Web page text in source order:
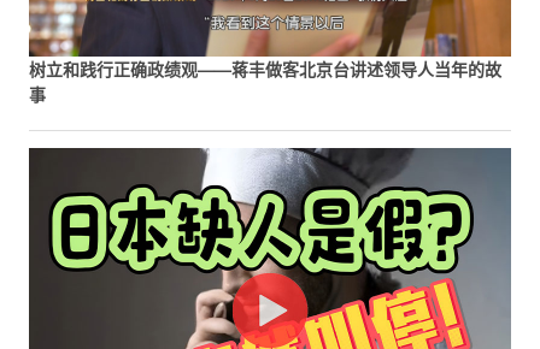
树立和践行正确政绩观——蒋丰做客北京台讲述领导人当年的故
事